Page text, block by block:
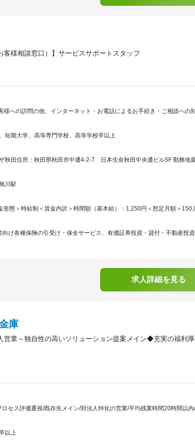
客様相談窓口）】サービスサポートスタッフ
様への訪問の他、インターネット・お電話によるお手続き・ご相談への
短期大学、高等専門学校、高等学校卒以上
秋田住所：秋田県秋田市中通4-2-7 日本生命秋田中央通ビル5F 勤務地
川駅
形態＞時給制＜賃金内訳＞時間額（基本給）：1,250円＜想定月額＞
け各種保険の引受け・保全サービス、有価証券投資・貸付・不動産投
求人詳細を見る
庫
営業～独自性の高いソリューション提案メイン◆充実の福
ロセス評価重視/既存先メイン/対法人特化の営業/平均残業時間20時間以
以上